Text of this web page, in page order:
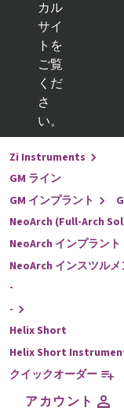
カル
サイ
トを
ご覧
くだ
さ
い。
Educational
Kits
戻る
インプラントライン
-
Zi Instruments
GM ライン
GM インプラント
NeoArch (Full-Arch
NeoArch インプラント
NeoArch インスツルメ
-
-
Helix Short
Helix Short
クイックオーダー
アカウント